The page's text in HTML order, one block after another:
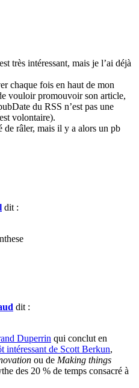
très intéressant, mais je l’ai déjà
chaque fois en haut de mon
vouloir promouvoir son article,
du RSS n’est pas une
volontaire).
de râler, mais il y a alors un pb
dit :
dit :
Duperrin qui conclut en
intéressant de Scott Berkun,
ou de Making things
des 20 % de temps consacré à